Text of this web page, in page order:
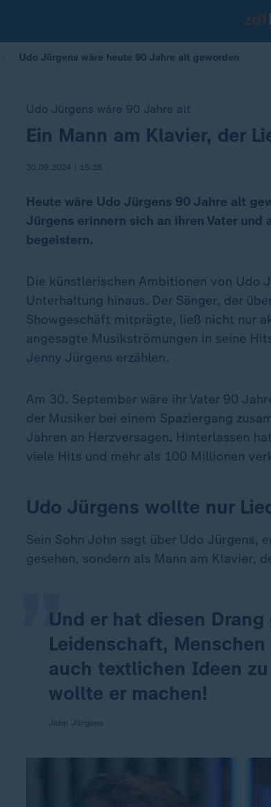
Udo Jürgens wäre heute 90 Jahre alt geworden
Udo Jürgens wäre 90 Jahre alt
:Ein Mann am Klavier, der
30.09.2024 | 15:28
Heute wäre Udo Jürgens 90 Jahre alt
Jürgens erinnern sich an ihren Vater und
begeistern.
Die künstlerischen Ambitionen von Udo
Unterhaltung hinaus. Der Sänger, der
Showgeschäft mitprägte, ließ nicht nur
angesagte Musikströmungen in seine
Jenny Jürgens erzählen.
Am 30. September wäre ihr Vater 90
der Musiker bei einem Spaziergang
Jahren an Herzversagen. Hinterlassen
viele Hits und mehr als 100 Millionen
Udo Jürgens wollte nur
Sein Sohn John sagt über Udo Jürgens,
gesehen, sondern als Mann am Klavier,
Und er hat diesen
Leidenschaft,
auch textlichen Ideen
wollte er machen!
„